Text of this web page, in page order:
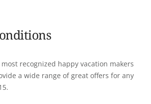
recognized happy vacation makers
a wide range of great offers for any